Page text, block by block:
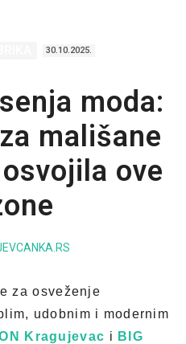
30.10.2025.
moda:
mališane
ove
za osveženje
udobnim i modernim
Kragujevac i BIG